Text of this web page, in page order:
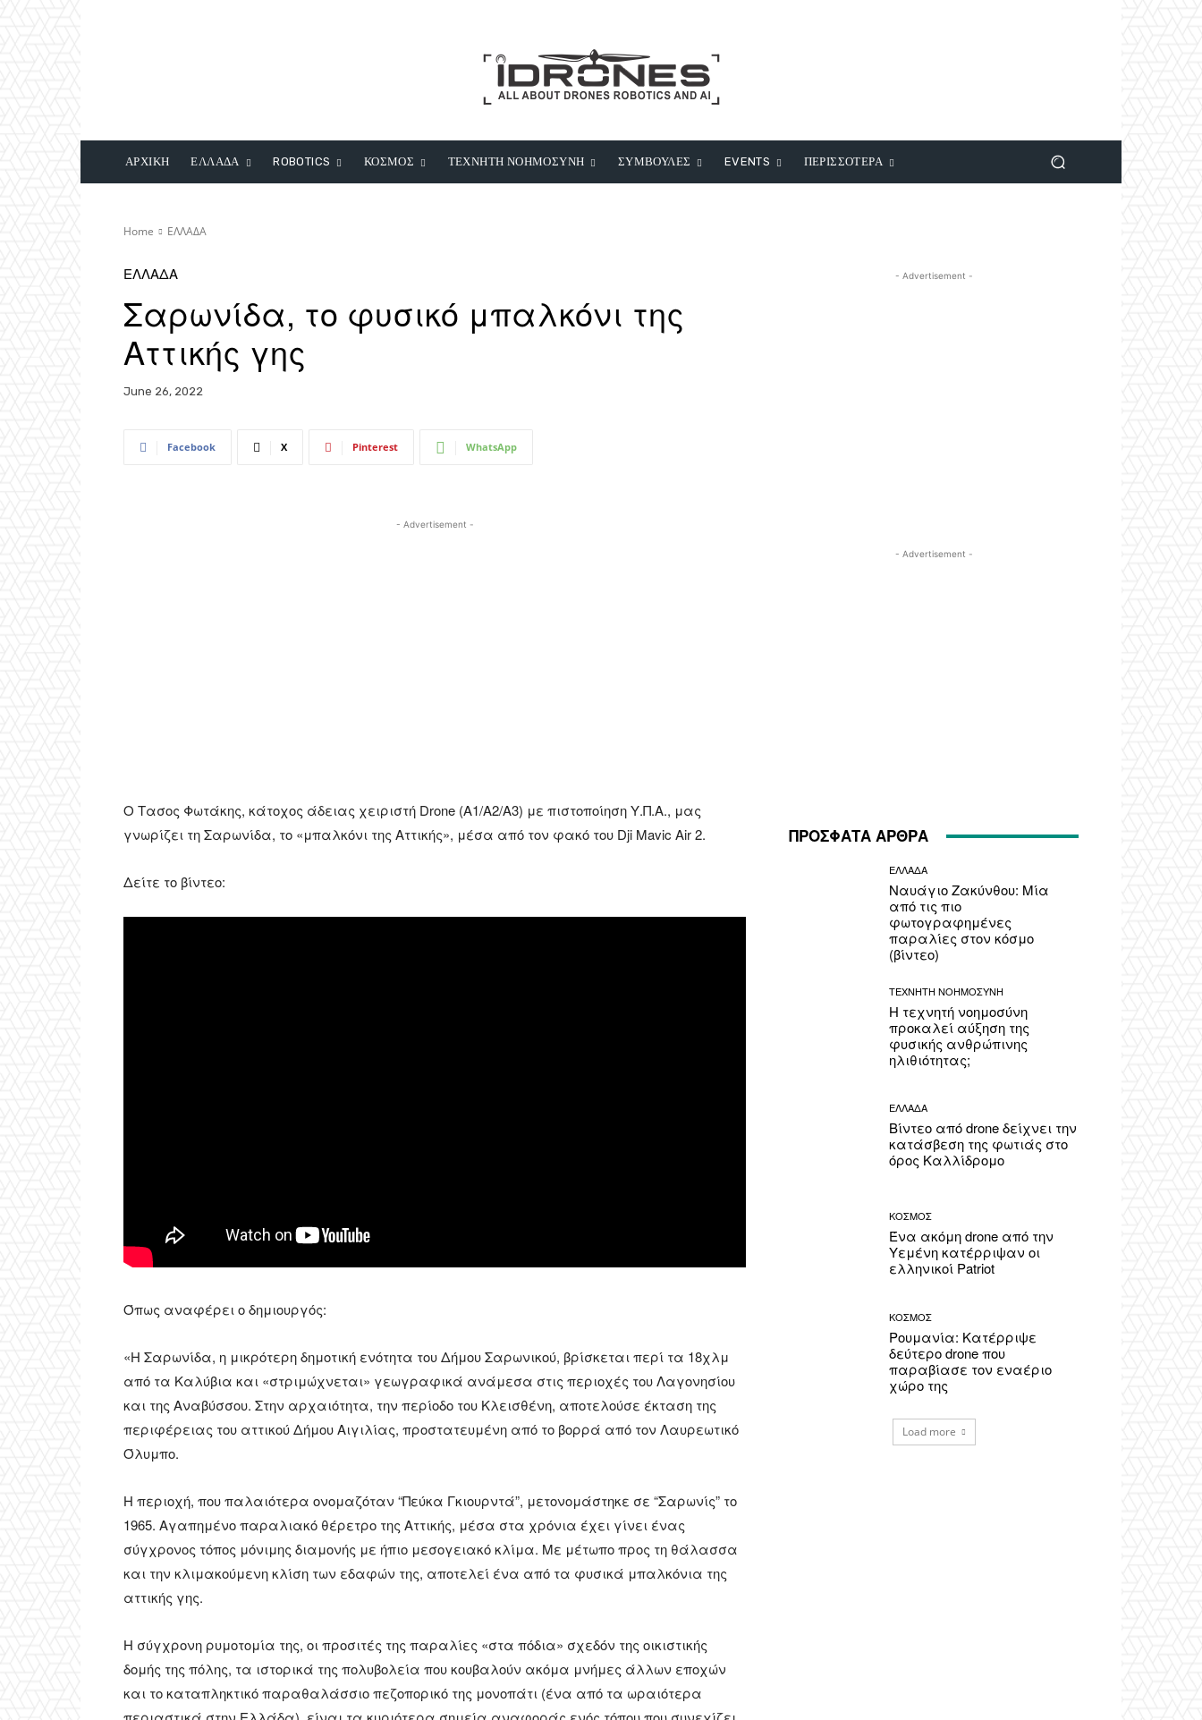
ΑΡΧΙΚΗ ΕΛΛΑΔΑ ROBOTICS ΚΟΣΜΟΣ ΤΕΧΝΗΤΗ ΝΟΗΜΟΣΥΝΗ ΣΥΜΒΟΥΛΕΣ EVENTS ΠΕΡΙΣΣΟΤΕΡΑ
Home ΕΛΛΑΔΑ
ΕΛΛΑΔΑ
Σαρωνίδα, το φυσικό μπαλκόνι της
Αττικής γης
June 26, 2022
Facebook X Pinterest WhatsApp
- Advertisement -
Ο Τασος Φωτάκης, κάτοχος άδειας χειριστή Drone (Α1/Α2/Α3) με πιστοποίηση Υ.Π.Α., μας
γνωρίζει τη Σαρωνίδα, το «μπαλκόνι της Αττικής», μέσα από τον φακό του Dji Mavic Air 2.
Δείτε το βίντεο:
Όπως αναφέρει ο δημιουργός:
«Η Σαρωνίδα, η μικρότερη δημοτική ενότητα του Δήμου Σαρωνικού, βρίσκεται περί τα 18χλμ
από τα Καλύβια και «στριμώχνεται» γεωγραφικά ανάμεσα στις περιοχές του Λαγονησίου
και της Αναβύσσου. Στην αρχαιότητα, την περίοδο του Κλεισθένη, αποτελούσε έκταση της
περιφέρειας του αττικού Δήμου Αιγιλίας, προστατευμένη από το βορρά από τον Λαυρεωτικό
Όλυμπο.
Η περιοχή, που παλαιότερα ονομαζόταν “Πεύκα Γκιουρντά”, μετονομάστηκε σε “Σαρωνίς” το
1965. Αγαπημένο παραλιακό θέρετρο της Αττικής, μέσα στα χρόνια έχει γίνει ένας
σύγχρονος τόπος μόνιμης διαμονής με ήπιο μεσογειακό κλίμα. Με μέτωπο προς τη θάλασσα
και την κλιμακούμενη κλίση των εδαφών της, αποτελεί ένα από τα φυσικά μπαλκόνια της
αττικής γης.
Η σύγχρονη ρυμοτομία της, οι προσιτές της παραλίες «στα πόδια» σχεδόν της οικιστικής
δομής της πόλης, τα ιστορικά της πολυβολεία που κουβαλούν ακόμα μνήμες άλλων εποχών
και το καταπληκτικό παραθαλάσσιο πεζοπορικό της μονοπάτι (ένα από τα ωραιότερα
- Advertisement -
- Advertisement -
ΠΡΟΣΦΑΤΑ ΑΡΘΡΑ
ΕΛΛΑΔΑ
Ναυάγιο Ζακύνθου: Μία
από τις πιο
φωτογραφημένες
παραλίες στον κόσμο
(βίντεο)
ΤΕΧΝΗΤΗ ΝΟΗΜΟΣΥΝΗ
Η τεχνητή νοημοσύνη
προκαλεί αύξηση της
φυσικής ανθρώπινης
ηλιθιότητας;
ΕΛΛΑΔΑ
Βίντεο από drone δείχνει την
κατάσβεση της φωτιάς στο
όρος Καλλίδρομο
ΚΟΣΜΟΣ
Ένα ακόμη drone από την
Υεμένη κατέρριψαν οι
ελληνικοί Patriot
ΚΟΣΜΟΣ
Ρουμανία: Κατέρριψε
δεύτερο drone που
παραβίασε τον εναέριο
χώρο της
Load more